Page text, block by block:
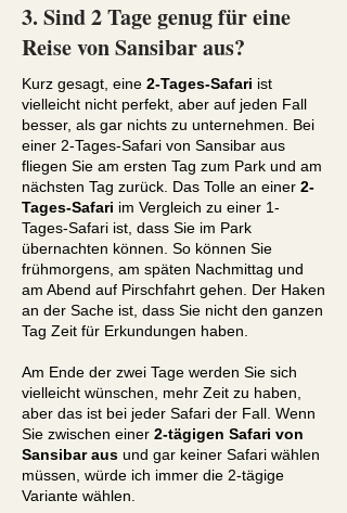
3. Sind 2 Tage genug für eine
Reise von Sansibar aus?
Kurz gesagt, eine 2-Tages-Safari ist
vielleicht nicht perfekt, aber auf jeden Fall
besser, als gar nichts zu unternehmen. Bei
einer 2-Tages-Safari von Sansibar aus
fliegen Sie am ersten Tag zum Park und am
nächsten Tag zurück. Das Tolle an einer 2-
Tages-Safari im Vergleich zu einer 1-
Tages-Safari ist, dass Sie im Park
übernachten können. So können Sie
frühmorgens, am späten Nachmittag und
am Abend auf Pirschfahrt gehen. Der Haken
an der Sache ist, dass Sie nicht den ganzen
Tag Zeit für Erkundungen haben.
Am Ende der zwei Tage werden Sie sich
vielleicht wünschen, mehr Zeit zu haben,
aber das ist bei jeder Safari der Fall. Wenn
Sie zwischen einer 2-tägigen Safari von
Sansibar aus und gar keiner Safari wählen
müssen, würde ich immer die 2-tägige
Variante wählen.